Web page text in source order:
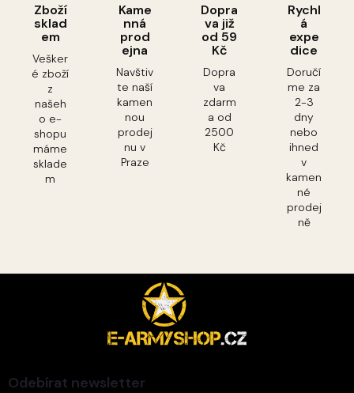
Zboží
sklad
em
Vešker
é zboží
z
našeh
o e-
shopu
máme
sklade
m
Kame
nná
prod
ejna
Navštiv
te naší
kamen
nou
prodej
nu v
Praze
Dopra
va již
od 59
Kč
Dopra
va
zdarm
a od
2500
Kč
Rychl
á
expe
dice
Doručí
me za
2-3
dny
nebo
ihned
v
kamen
né
prodej
ně
Odebírat newsletter